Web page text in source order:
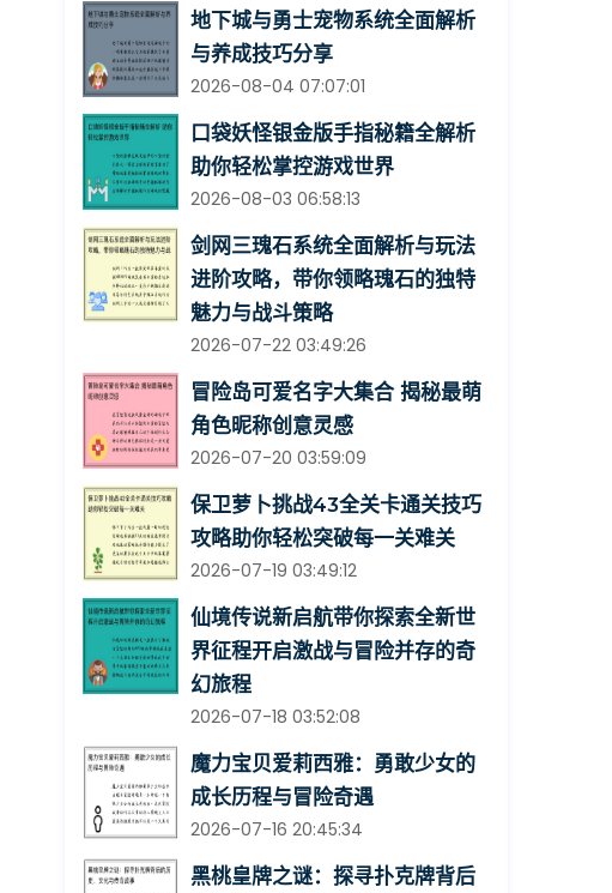
地下城与勇士宠物系统全面解析
与养成技巧分享
2026-08-04 07:07:01
口袋妖怪银金版手指秘籍全解析
助你轻松掌控游戏世界
2026-08-03 06:58:13
剑网三瑰石系统全面解析与玩法
进阶攻略，带你领略瑰石的独特
魅力与战斗策略
2026-07-22 03:49:26
冒险岛可爱名字大集合 揭秘最萌
角色昵称创意灵感
2026-07-20 03:59:09
保卫萝卜挑战43全关卡通关技巧
攻略助你轻松突破每一关难关
2026-07-19 03:49:12
仙境传说新启航带你探索全新世
界征程开启激战与冒险并存的奇
幻旅程
2026-07-18 03:52:08
魔力宝贝爱莉西雅：勇敢少女的
成长历程与冒险奇遇
2026-07-16 20:45:34
黑桃皇牌之谜：探寻扑克牌背后